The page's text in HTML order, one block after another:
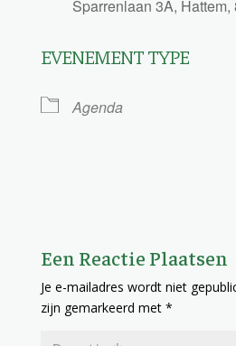
Sparrenlaan 3A, Hattem,
EVENEMENT TYPE
Agenda
Een Reactie Plaatsen
Je e-mailadres wordt niet
zijn gemarkeerd met *